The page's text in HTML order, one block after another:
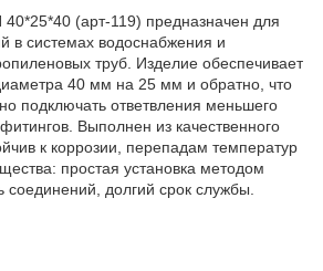
40*25*40 (арт-119) предназначен для
в системах водоснабжения и
труб. Изделие обеспечивает
40 мм на 25 мм и обратно, что
подключать ответвления меньшего
Выполнен из качественного
к коррозии, перепадам температур
простая установка методом
соединений, долгий срок службы.